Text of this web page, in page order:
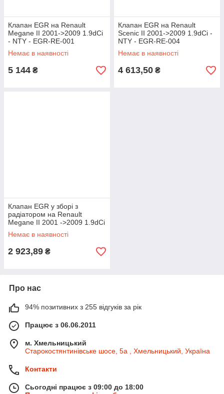
Клапан EGR на Renault
Megane II 2001->2009 1.9dCi
- NTY - EGR-RE-001
Немає в наявності
5 144 ₴
Клапан EGR на Renault
Scenic II 2001->2009 1.9dCi -
NTY - EGR-RE-004
Немає в наявності
4 613,50 ₴
Клапан EGR у зборі з
радіатором на Renault
Megane II 2001 ->2009 1.9dCi
- NTY - EGR-RE-006
Немає в наявності
2 923,89 ₴
Про нас
94% позитивних з 255 відгуків за рік
Працює з 06.06.2011
м. Хмельницький
Старокостянтинівське шосе, 5а , Хмельницький, Україна
Контакти
Сьогодні працює з 09:00 до 18:00